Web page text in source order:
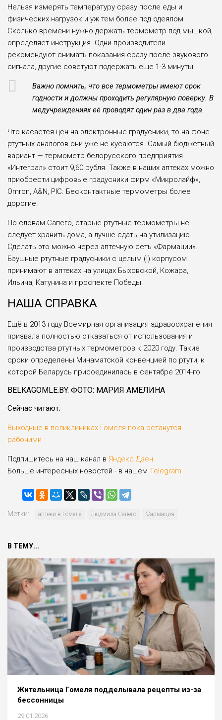
Нельзя измерять температуру сразу после еды и
физических нагрузок и уж тем более под одеялом.
Сколько времени нужно держать термометр под мышкой,
определяет инструкция. Одни производители
рекомендуют снимать показания сразу после звукового
сигнала, другие советуют подержать еще 1-3 минуты.
Важно помнить, что все термометры имеют срок
годности и должны проходить регулярную поверку. В
медучреждениях её проводят один раз в два года.
Что касается цен на электронные градусники, то на фоне
ртутных аналогов они уже не кусаются. Самый бюджетный
вариант — термо­метр белорусского предприятия
«Интеграл» cтоит 9,60 рубля. Также в наших аптеках мож­но
приобрести цифровые градусники фирм «Микролайф»,
Omron, A&N, PIC. Бесконтакт­ные термометры более
дорогие.
По словам Сапего, старые ртутные термо­метры не
следует хранить до­ма, а лучше сдать на утилиза­цию.
Сделать это можно через аптечную сеть «Фармации».
Бэушные ртутные градусники с целым (!) корпусом
принимают в аптеках на улицах Быховской, Кожара,
Ильича, Катунина и проспек­те Победы.
НАША СПРАВКА
Ещё в 2013 году Всемирная организация здравоохранения
призвала полностью отказаться от использования и
производства ртутных термометров к 2020 году. Такие
сроки определены Минаматской кон­венцией по ртути, к
которой Беларусь присоединилась в сентябре 2014-го.
BELKAGOMLE.BY. ФОТО: МАРИЯ АМЕЛИНА
Cейчас читают:
Выходные в поликлиниках Гомеля пока останутся
рабочими
Подпишитесь на наш канал в Яндекс.Дзен
Больше интересных новостей - в нашем Telegram
Метки: аптеки в Гомеле Людмила Сапего Фармация
В ТЕМУ...
Жительница Гомеля подделывала рецепты из-за
бессонницы
29.01.2026